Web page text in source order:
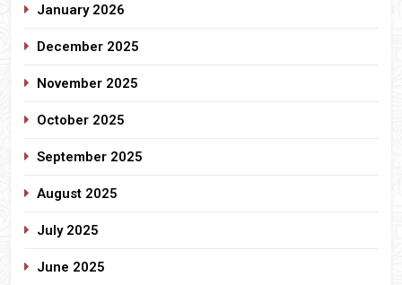
January 2026
December 2025
November 2025
October 2025
September 2025
August 2025
July 2025
June 2025